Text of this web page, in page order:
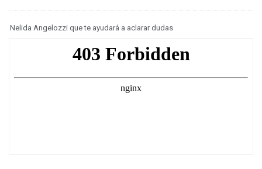
Nelida Angelozzi que te ayudará a aclarar dudas